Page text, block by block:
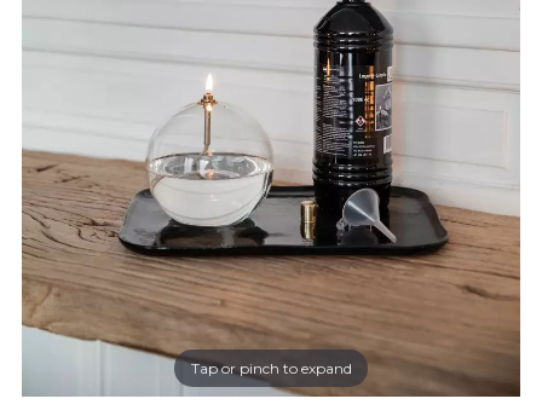
Tap or pinch to expand